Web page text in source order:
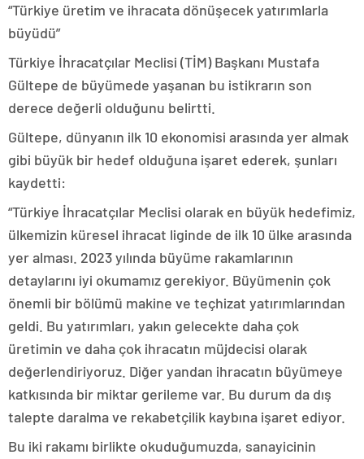
“Türkiye üretim ve ihracata dönüşecek yatırımlarla
büyüdü”
Türkiye İhracatçılar Meclisi (TİM) Başkanı Mustafa
Gültepe de büyümede yaşanan bu istikrarın son
derece değerli olduğunu belirtti.
Gültepe, dünyanın ilk 10 ekonomisi arasında yer almak
gibi büyük bir hedef olduğuna işaret ederek, şunları
kaydetti:
“Türkiye İhracatçılar Meclisi olarak en büyük hedefimiz,
ülkemizin küresel ihracat liginde de ilk 10 ülke arasında
yer alması. 2023 yılında büyüme rakamlarının
detaylarını iyi okumamız gerekiyor. Büyümenin çok
önemli bir bölümü makine ve teçhizat yatırımlarından
geldi. Bu yatırımları, yakın gelecekte daha çok
üretimin ve daha çok ihracatın müjdecisi olarak
değerlendiriyoruz. Diğer yandan ihracatın büyümeye
katkısında bir miktar gerileme var. Bu durum da dış
talepte daralma ve rekabetçilik kaybına işaret ediyor.
Bu iki rakamı birlikte okuduğumuzda, sanayicinin